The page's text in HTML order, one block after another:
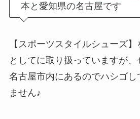
本と愛知県の名古屋です
【スポーツスタイルシューズ
としてに取り扱っていますが
名古屋市内にあるのでハシゴ
ません♪